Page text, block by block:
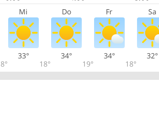
Mi Do Fr Sa
33°
18°
34°
19°
34°
18°
32°